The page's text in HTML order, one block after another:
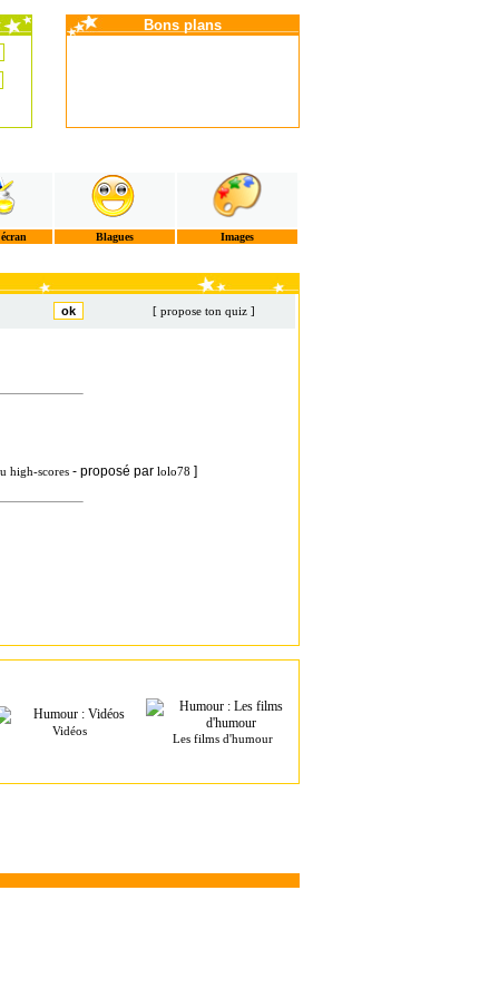
Bons plans
Blagues Images
[ propose ton quiz ]
high-scores- proposé par lolo78 ]
Vidéos
Les films d'humour